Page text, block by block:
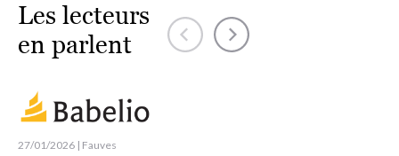
Les lecteurs
en parlent
27/01/2026 | Fauves